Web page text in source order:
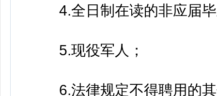
4.全日制在读的非应届毕
5.现役军人；
6.法律规定不得聘用的其